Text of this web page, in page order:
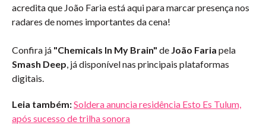
acredita que João Faria está aqui para marcar presença nos
radares de nomes importantes da cena!
Confira já "Chemicals In My Brain" de João Faria pela
Smash Deep, já disponível nas principais plataformas
digitais.
Leia também:Soldera anuncia residência Esto Es Tulum,
após sucesso de trilha sonora